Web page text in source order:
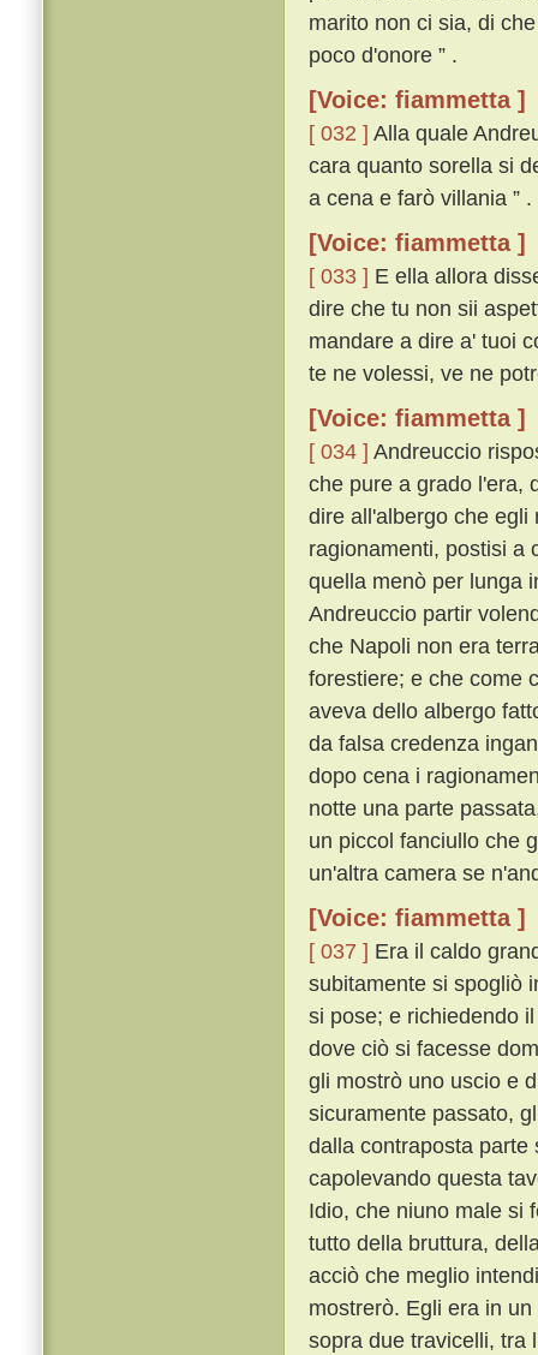
marito non ci sia, di
poco d'onore ” .
[Voice: fiammetta ]
[ 032 ] Alla quale
cara quanto sorella si
a cena e farò villania ” .
[Voice: fiammetta ]
[ 033 ] E ella allora
dire che tu non sii
mandare a dire a' tuoi
te ne volessi, ve ne
[Voice: fiammetta ]
[ 034 ] Andreuccio
che pure a grado l'era,
dire all'albergo che
ragionamenti, postisi a
quella menò per lunga
Andreuccio partir
che Napoli non era
forestiere; e che come
aveva dello albergo
da falsa credenza
dopo cena i
notte una parte
un piccol fanciullo che
un'altra camera se
[Voice: fiammetta ]
[ 037 ] Era il caldo
subitamente si spogliò
si pose; e richiedendo
dove ciò si facesse
gli mostrò uno uscio e
sicuramente passato,
dalla contraposta parte
capolevando questa
Idio, che niuno male si
tutto della bruttura,
acciò che meglio
mostrerò. Egli era in
sopra due travicelli, tra